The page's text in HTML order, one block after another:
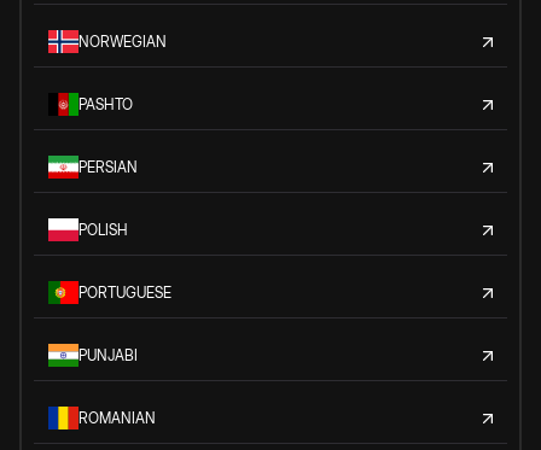
NORWEGIAN
PASHTO
PERSIAN
POLISH
PORTUGUESE
PUNJABI
ROMANIAN